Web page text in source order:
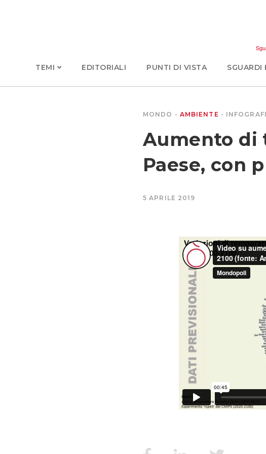
TEMI EDITORIALI PUNTI DI VISTA SGUARDI
MONDO AMBIENTE
Aumento di
Paese, con
5 APRILE 2019